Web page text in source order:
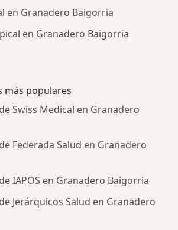
en Granadero Baigorria
en Granadero Baigorria
más populares
Swiss Medical en Granadero
Federada Salud en Granadero
IAPOS en Granadero Baigorria
Jerárquicos Salud en Granadero